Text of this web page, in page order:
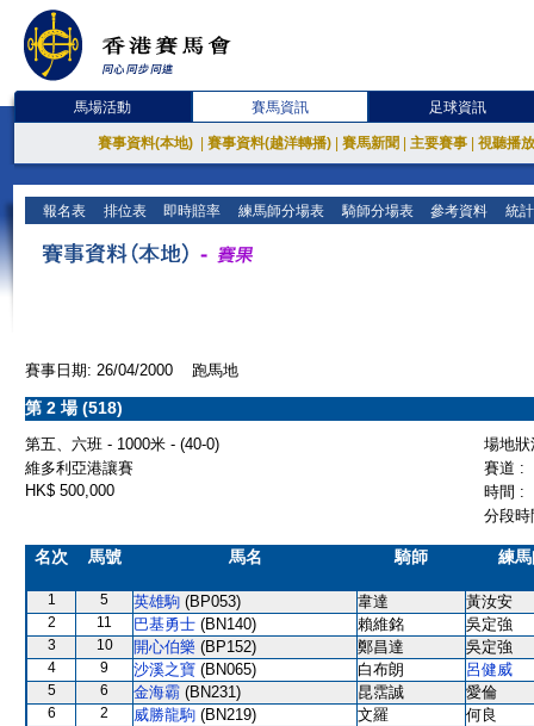
馬場活動 賽馬資訊 足球資訊
賽事資料(本地) 賽事資料(越洋轉播) 賽馬新聞 主要賽事 視聽播
報名表 排位表 即時賠率 練馬師分場表 騎師分場表 參考資料 統
賽事日期: 26/04/2000 跑馬地
第 2 場 (518)
第五、六班 - 1000米 - (40-0)
場地
維多利亞港讓賽
賽道 :
HK$ 500,000
時間 :
分段
名次 馬號 馬名 騎師 練
1 5 英雄駒 (BP053) 韋達 黃汝安
2 11 巴基勇士 (BN140) 賴維銘 吳定強
3 10 開心伯樂 (BP152) 鄭昌達 吳定強
4 9 沙溪之寶 (BN065) 白布朗 呂健威
5 6 金海霸 (BN231) 昆霑誠 愛倫
6 2 威勝龍駒 (BN219) 文羅 何良